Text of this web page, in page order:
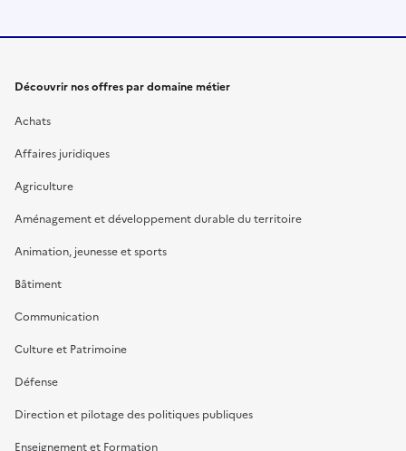
Découvrir nos offres par domaine métier
Achats
Affaires juridiques
Agriculture
Aménagement et développement durable du territoire
Animation, jeunesse et sports
Bâtiment
Communication
Culture et Patrimoine
Défense
Direction et pilotage des politiques publiques
Enseignement et Formation